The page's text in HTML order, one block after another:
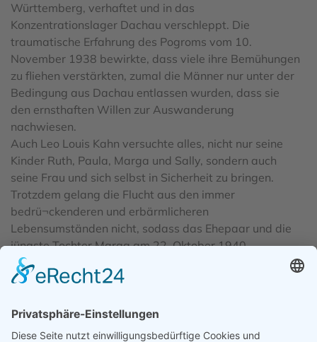
Württemberg, verhaftet und in das
Konzentrationslager Dachau verschleppt. Die
traumatische Erfahrung des Pogroms vom 10.
November 1938 bewirkte, dass viele ihre Bemühungen
zu fliehen verstärkten, zumal die Männer nur unter der
Bedingung aus Dachau entlassen wurden, dass sie
den ernsthaften Willen zur Auswanderung
nachwiesen.
Auch Leo Louis Kahn versuchte alles, nicht nur seine
Kinder Ruth, Paula, Marga und Sally, sondern auch
seine Frau und sich selbst in Sicherheit zu bringen.
Trotzdem gelang die Flucht aus den immer
bedrü¬ckenderen und erbärmlicheren
Lebensumständen nicht, sodass das Ehepaar und die
jüngste Tochter Marga am 22. Oktober 1940
zusammen mit 4464 badischen Juden in das
Internierungslager Gurs deportiert wurde. Marga
Elfriede und Leo Louis Kahn überlebten fast 22 Monate
lang die fürchterlichen Zustände im Lager, bevor sie